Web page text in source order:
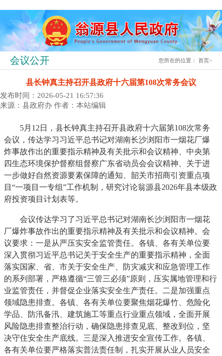
会议公开 您所在的位置：首页>
县长钟真主持召开县政府十六届第108次常务会议
发布时间：2026-05-21 16:57:36
来源：县政府办 作者：本站编辑
5月12日，县长钟真主持召开县政府十六届第108次常务
会议，传达学习习近平总书记对湖南长沙浏阳市一烟花厂爆
炸事故作出的重要指示精神及有关批示和会议精神、中央第
四生态环境保护督察组督察广东省动员会会议精神、关于进
一步做好自然资源要素保障的通知、韶关市招商引资重点项
目“一项目一专组”工作机制，研究讨论翁源县2026年县本级政
府投资项目计划表等。
会议传达学习了习近平总书记对湖南长沙浏阳市一烟花
厂爆炸事故作出的重要指示精神及有关批示和会议精神。会
议要求：一是从严压实安全监管责任。各镇、各有关单位要
深入贯彻习近平总书记关于安全生产的重要指示精神，全面
落实国家、省、市关于安全生产、防灾减灾和应急管理工作
的系列部署，严格遵循“三管三必须”原则，压实属地管理和行
业监管责任，并督促企业落实安全生产责任。二是加强重点
领域隐患排查。各镇、各有关单位要聚焦烟花爆竹、危险化
学品、防汛备汛、建筑施工等重点行业重点领域，全面开展
风险隐患排查整治行动，确保隐患排查见底、整改到位，坚
决守住安全生产底线。三是深入推进安全宣传工作。各镇、
各有关单位要严格落实普法责任制，扎实开展从业人员安全